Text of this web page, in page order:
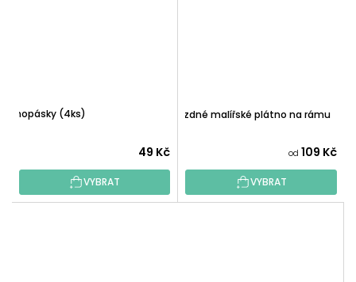
Nanopásky (4ks)
49 Kč
VYBRAT
Prázdné malířské plátno na rámu
od 109 Kč
VYBRAT